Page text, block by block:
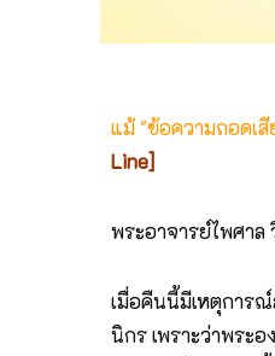
แม้ "ข้อความถอดเ
Line]
พระอาจารย์ไพศา
เมื่อคืนนี้มีเหตุการ
นิกร เพราะว่าพระ